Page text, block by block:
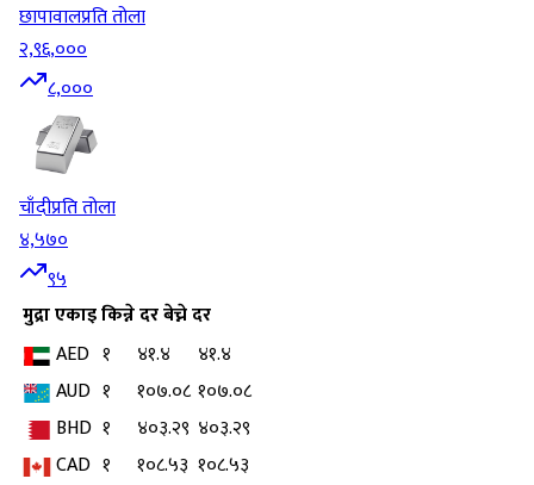
छापावालप्रति तोला
२,९६,०००
८,०००
चाँदीप्रति तोला
४,५७०
९५
मुद्राएकाइकिन्ने दरबेच्ने दर
AED १ ४१.४
४१.४
AUD १ १०७.०८ १०७.०८
BHD १ ४०३.२९ ४०३.२९
CAD १ १०८.५३ १०८.५३